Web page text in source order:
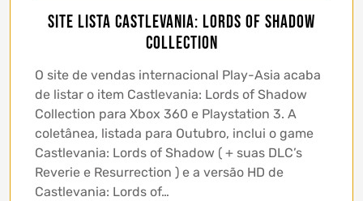
Site lista Castlevania: Lords of Shadow
Collection
O site de vendas internacional Play-Asia acaba
de listar o item Castlevania: Lords of Shadow
Collection para Xbox 360 e Playstation 3. A
coletânea, listada para Outubro, inclui o game
Castlevania: Lords of Shadow ( + suas DLC’s
Reverie e Resurrection ) e a versão HD de
Castlevania: Lords of…